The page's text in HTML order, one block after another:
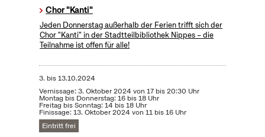
Chor "Kanti"
Jeden Donnerstag außerhalb der Ferien trifft sich der
Chor "Kanti" in der Stadtteilbibliothek Nippes – die
Teilnahme ist offen für alle!
3. bis13.10.2024
Vernissage: 3. Oktober 2024 von 17 bis 20:30 Uhr
Montag bis Donnerstag: 16 bis 18 Uhr
Freitag bis Sonntag: 14 bis 18 Uhr
Finissage: 13. Oktober 2024 von 11 bis 16 Uhr
Eintritt frei